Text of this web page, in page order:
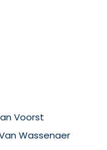
Voorst
Wassenaer